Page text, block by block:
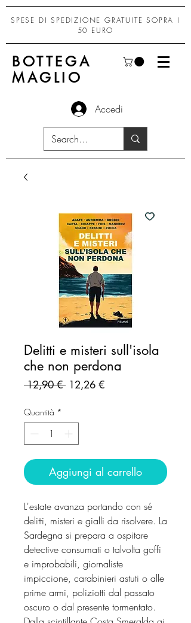
SPESE DI SPEDIZIONE GRATUITE SOPRA I
50 EURO
BOTTEGA
MAGLIO
Accedi
Delitti e misteri sull'isola
che non perdona
12,90 € Prezzo
12,26 €Prezzo
Quantità *
Aggiungi al carrello
L'estate avanza portando con sé
delitti, misteri e gialli da risolvere. La
Sardegna si prepara a ospitare
detective consumati o talvolta goffi
e improbabili, giornaliste
impiccione, carabinieri astuti o alle
prime armi, poliziotti dal passato
oscuro o dal presente tormentato.